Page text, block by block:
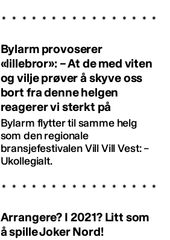
Bylarm provoserer
«lillebror»: – At de med viten
og vilje prøver å skyve oss
bort fra denne helgen
reagerer vi sterkt på
Bylarm flytter til samme helg
som den regionale
bransjefestivalen Vill Vill Vest: –
Ukollegialt.
Arrangere? I 2021? Litt som
å spille Joker Nord!